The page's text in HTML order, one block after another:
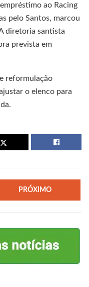
ao Racing
pelo Santos, marcou
diretoria santista
prevista em
reformulação
o elenco para
PRÓXIMO